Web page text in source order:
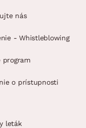
nás
- Whistleblowing
o prístupnosti
leták